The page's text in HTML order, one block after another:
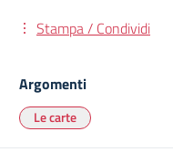
Stampa / Condividi
Argomenti
Le carte